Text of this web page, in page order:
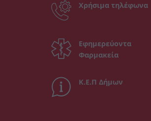
Χρήσιμα τηλέφωνα
Εφημερεύοντα
Φαρμακεία
Κ.Ε.Π Δήμων